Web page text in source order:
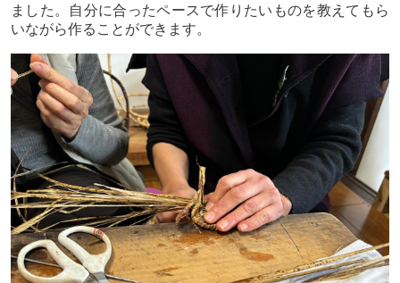
ました。自分に合ったペースで作りたいものを教えてもら
いながら作ることができます。